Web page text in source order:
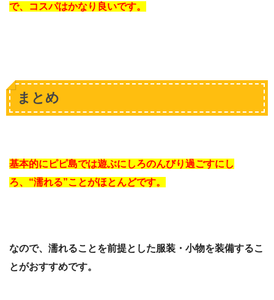
で、コスパはかなり良いです。
まとめ
基本的にピピ島では遊ぶにしろのんびり過ごすにし
ろ、“濡れる”ことがほとんどです。
なので、濡れることを前提とした服装・小物を装備するこ
とがおすすめです。